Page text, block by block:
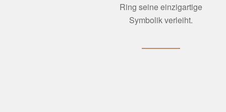
Ring seine einzigartige
Symbolik verleiht.